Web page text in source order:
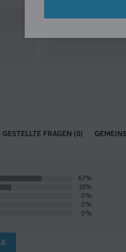
GESTELLTE FRAGEN (0)
67%
33%
0%
0%
0%